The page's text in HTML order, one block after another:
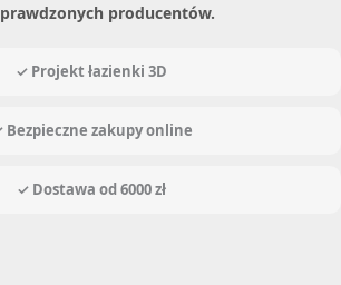
producentów.
✓ Projekt łazienki 3D
Bezpieczne zakupy online
✓ Dostawa od 6000 zł